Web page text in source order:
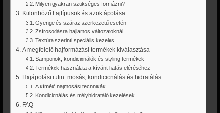
Milyen gyakran szükséges formázni?
Különböző hajtípusok és azok ápolása
Gyenge és száraz szerkezetű esetén
Zsírosodásra hajlamos változatoknál
Textúra szerinti speciális kezelés
A megfelelő hajformázási termékek kiválasztása
Samponok, kondicionálók és styling termékek
Termékek használata a kívánt hatás eléréséhez
Hajápolási rutin: mosás, kondicionálás és hidratálás
A kímélő hajmosási technikák
Kondicionálás és mélyhidratáló kezelések
FAQ